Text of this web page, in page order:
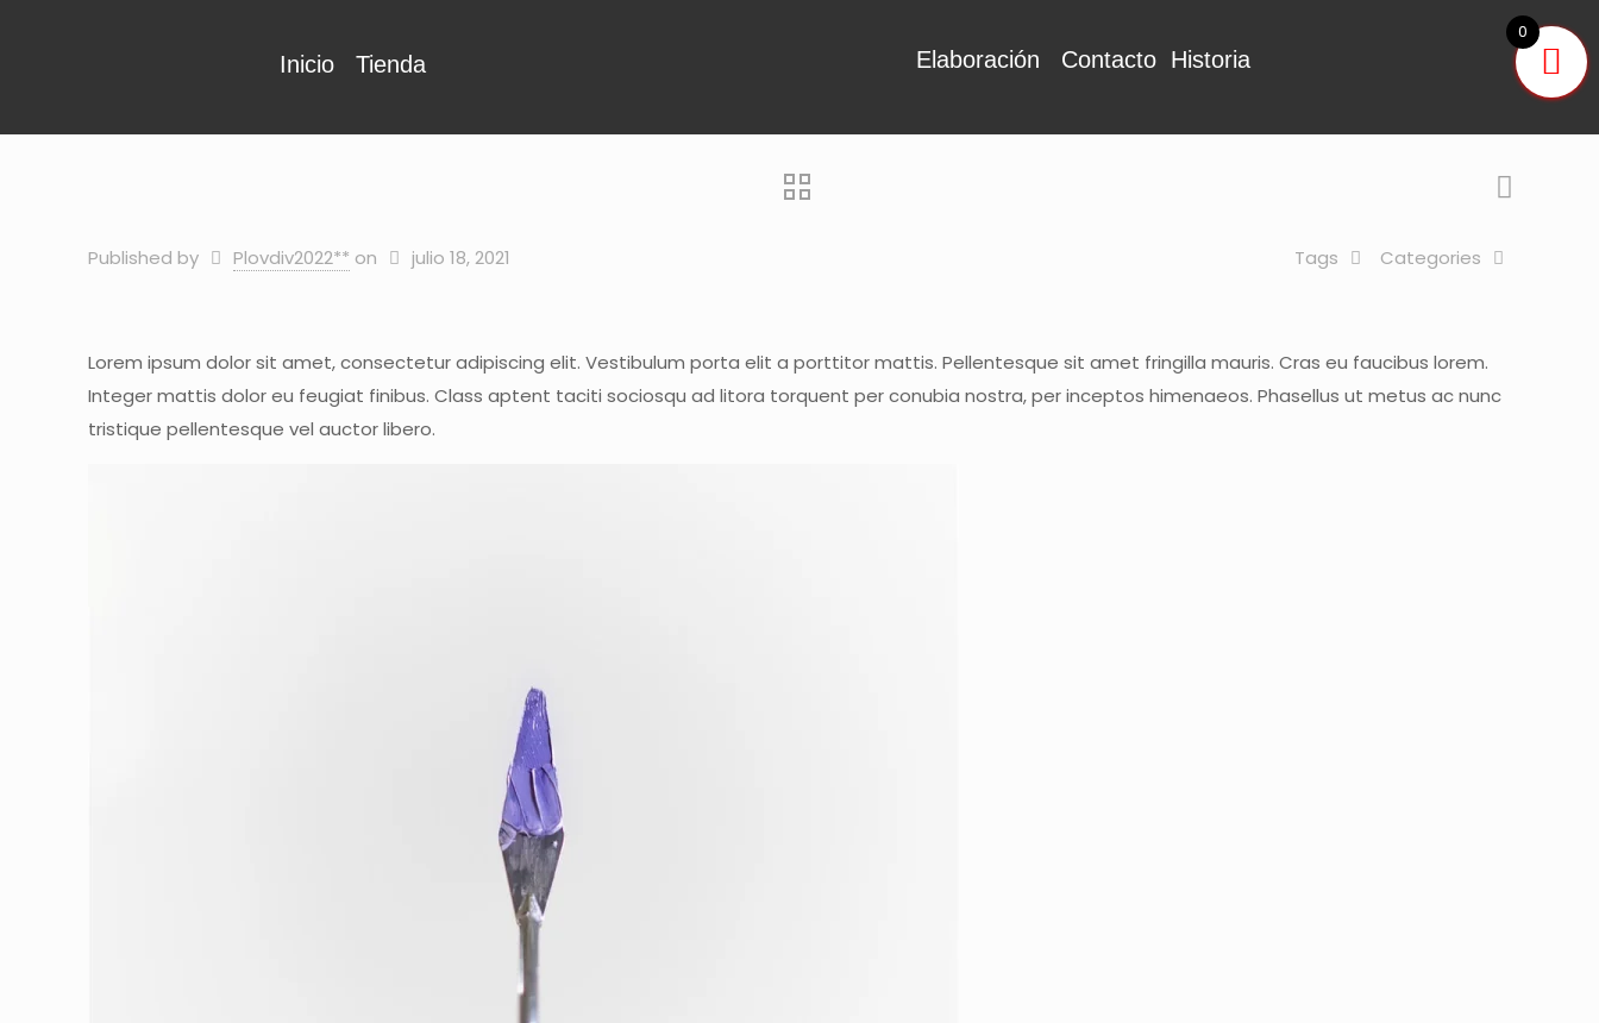
Inicio Tienda Elaboración Contacto Historia
Published by Plovdiv2022** on julio 18, 2021 Categories
Tags
Lorem ipsum dolor sit amet, consectetur adipiscing elit. Vestibulum porta elit a porttitor mattis. Pellentesque sit amet fringilla mauris. Cras eu faucibus lorem.
Integer mattis dolor eu feugiat finibus. Class aptent taciti sociosqu ad litora torquent per conubia nostra, per inceptos himenaeos. Phasellus ut metus ac nunc
tristique pellentesque vel auctor libero.
0